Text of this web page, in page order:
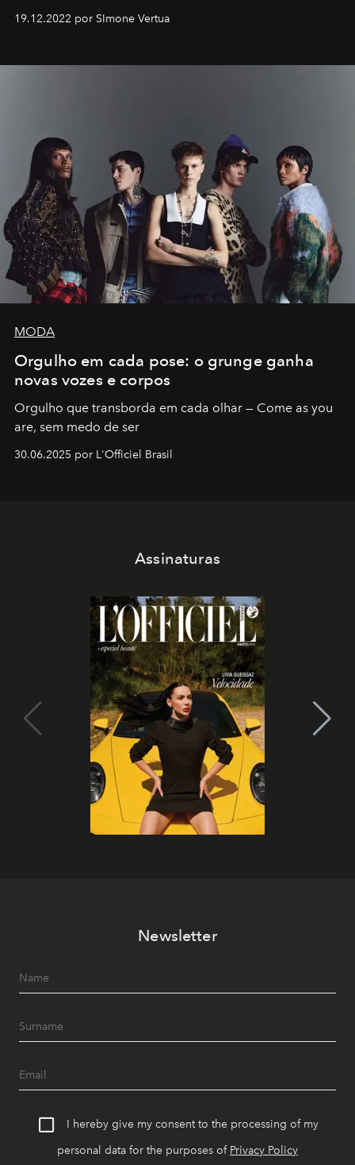
19.12.2022 por SImone Vertua
MODA
Orgulho em cada pose: o grunge ganha
novas vozes e corpos
Orgulho que transborda em cada olhar — Come as you
are, sem medo de ser
30.06.2025 por L'Officiel Brasil
Assinaturas
Newsletter
I hereby give my consent to the processing of my
personal data for the purposes of Privacy Policy